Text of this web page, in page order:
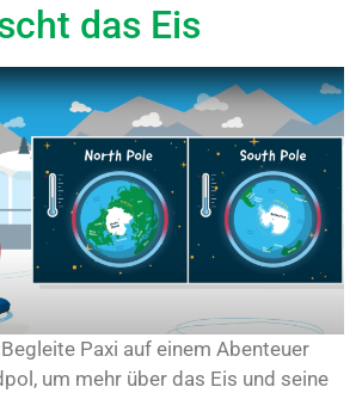
das Eis
Paxi auf einem Abenteuer
um mehr über das Eis und seine